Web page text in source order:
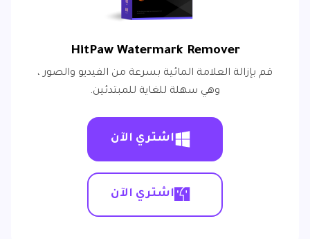
HitPaw Watermark Remover
قم بإزالة العلامة المائية بسرعة من الفيديو والصور ،
وهي سهلة للغاية للمبتدئين.
اشتري الآن
اشتري الآن